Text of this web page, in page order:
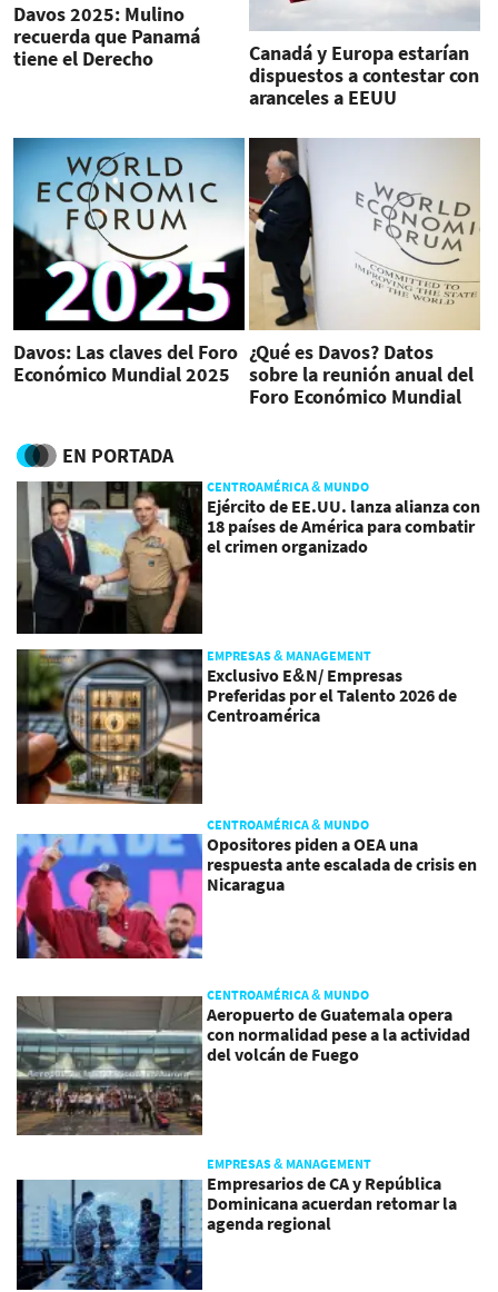
Davos 2025: Mulino
recuerda que Panamá
tiene el Derecho
Canadá y Europa estarían
dispuestos a contestar con
aranceles a EEUU
Davos: Las claves del Foro
Económico Mundial 2025
¿Qué es Davos? Datos
sobre la reunión anual del
Foro Económico Mundial
EN PORTADA
CENTROAMÉRICA & MUNDO
Ejército de EE.UU. lanza alianza con
18 países de América para combatir
el crimen organizado
EMPRESAS & MANAGEMENT
Exclusivo E&N/ Empresas
Preferidas por el Talento 2026 de
Centroamérica
CENTROAMÉRICA & MUNDO
Opositores piden a OEA una
respuesta ante escalada de crisis en
Nicaragua
CENTROAMÉRICA & MUNDO
Aeropuerto de Guatemala opera
con normalidad pese a la actividad
del volcán de Fuego
EMPRESAS & MANAGEMENT
Empresarios de CA y República
Dominicana acuerdan retomar la
agenda regional